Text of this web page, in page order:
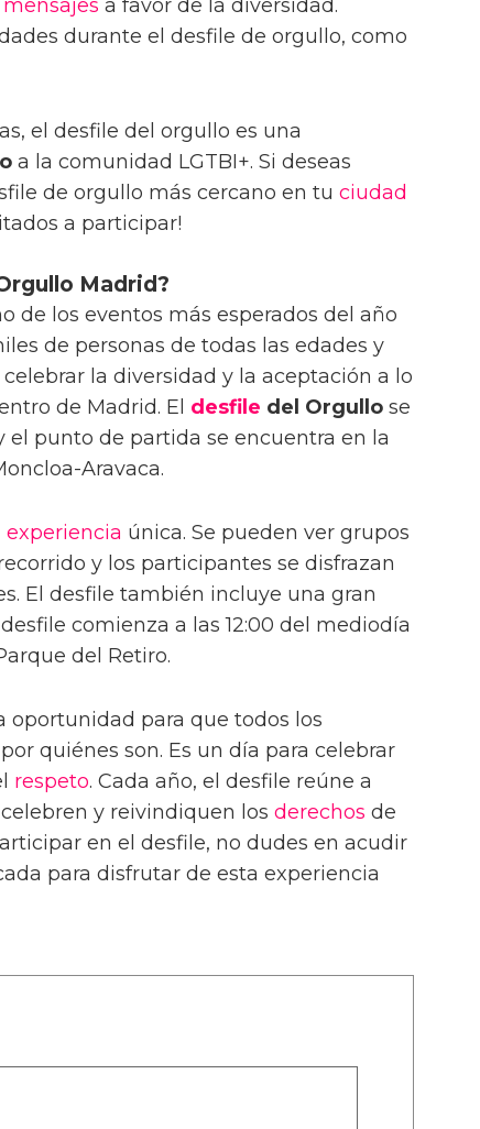
mensajes a favor de la diversidad.
durante el desfile de orgullo, como
el desfile del orgullo es una
a la comunidad LGTBI+. Si deseas
de orgullo más cercano en tu ciudad
a participar!
Madrid?
de los eventos más esperados del año
de personas de todas las edades y
la diversidad y la aceptación a lo
de Madrid. El desfile del Orgullo se
punto de partida se encuentra en la
Aravaca.
experiencia única. Se pueden ver grupos
y los participantes se disfrazan
El desfile también incluye una gran
comienza a las 12:00 del mediodía
del Retiro.
oportunidad para que todos los
por quiénes son. Es un día para celebrar
respeto. Cada año, el desfile reúne a
y reivindiquen los derechos de
en el desfile, no dudes en acudir
para disfrutar de esta experiencia